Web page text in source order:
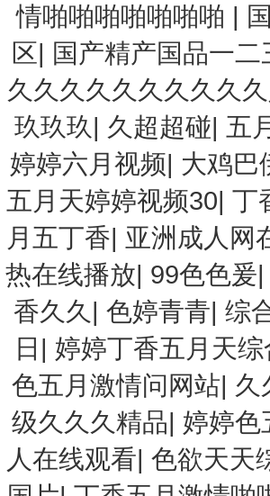
情啪啪啪啪啪啪啪 |
区| 国产精产国品一二
久久久久久久久久久
玖玖玖| 久超超碰| 五
婷婷六月视频| 大鸡巴
五月天婷婷视频30| 丁
月五丁香| 亚洲成人网
热在线播放| 99色色爰
香久久 | 色婷青青| 综
日 | 婷婷丁香五月天
色五月激情问网站| 久
级久久久精品| 婷婷色
人在线观看| 色欲天天